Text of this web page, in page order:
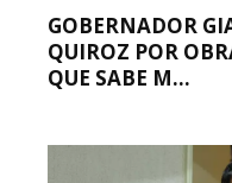
GOBERNADOR
QUIROZ POR
QUE SABE M...